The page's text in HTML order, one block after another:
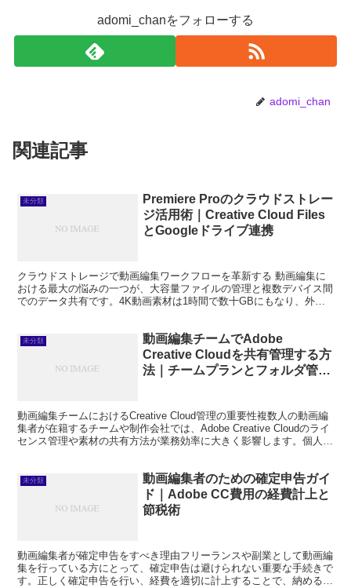
adomi_chanをフォローする
adomi_chan
関連記事
未分類
Premiere Proのクラウドストレー
ジ活用術｜Creative Cloud Files
とGoogleドライブ連携
クラウドストレージで動画編集ワークフローを革新する 動画編集に
おける最大の悩みの一つが、大容量ファイルの管理と複数デバイス間
でのデータ共有です。4K動画素材は1時間で数十GBにもなり、外付
未分類
動画編集チームでAdobe
Creative Cloudを共有管理する方
法｜チームプランとフォルダ管理
動画編集チームにおけるCreative Cloud管理の重要性複数人の動画編
集者が在籍するチームや制作会社では、Adobe Creative Cloudのライ
センス管理や素材の共有方法が業務効率に大きく影響します。個人プ
未分類
動画編集者のための確定申告ガイ
ド｜Adobe CC費用の経費計上と
節税術
動画編集者が確定申告をすべき理由フリーランスや副業として動画編
集を行っている方にとって、確定申告は避けられない重要な手続きで
す。正しく確定申告を行い、経費を適切に計上することで、納める税